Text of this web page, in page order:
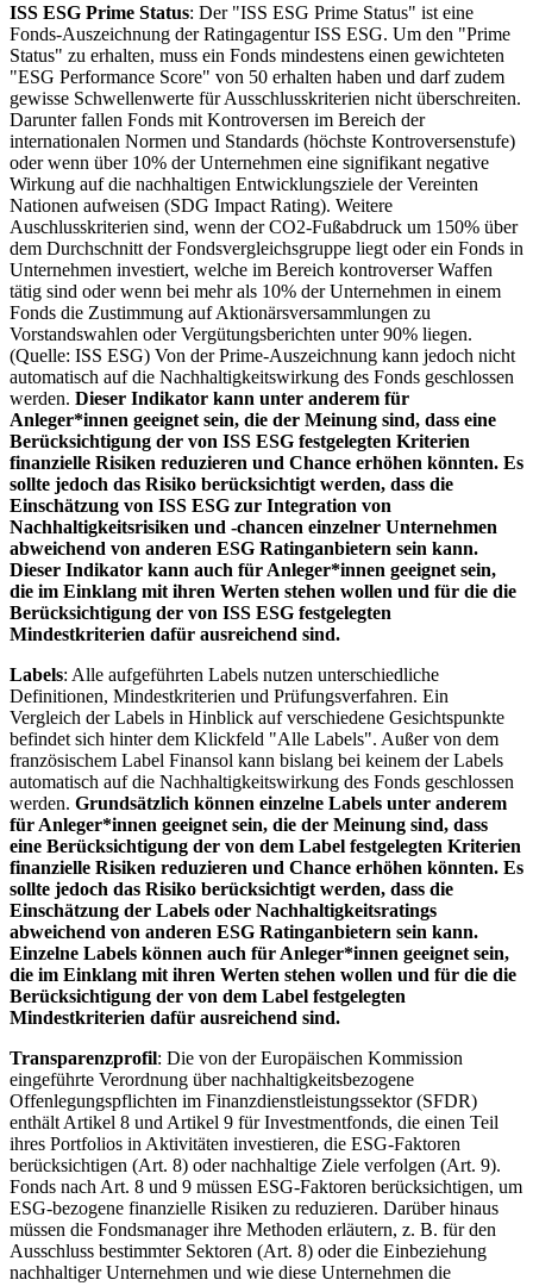
ISS ESG Prime Status: Der "ISS ESG Prime Status" ist eine
Fonds-Auszeichnung der Ratingagentur ISS ESG. Um den "Prime
Status" zu erhalten, muss ein Fonds mindestens einen gewichteten
"ESG Performance Score" von 50 erhalten haben und darf zudem
gewisse Schwellenwerte für Ausschlusskriterien nicht überschreiten.
Darunter fallen Fonds mit Kontroversen im Bereich der
internationalen Normen und Standards (höchste Kontroversenstufe)
oder wenn über 10% der Unternehmen eine signifikant negative
Wirkung auf die nachhaltigen Entwicklungsziele der Vereinten
Nationen aufweisen (SDG Impact Rating). Weitere
Auschlusskriterien sind, wenn der CO2-Fußabdruck um 150% über
dem Durchschnitt der Fondsvergleichsgruppe liegt oder ein Fonds in
Unternehmen investiert, welche im Bereich kontroverser Waffen
tätig sind oder wenn bei mehr als 10% der Unternehmen in einem
Fonds die Zustimmung auf Aktionärsversammlungen zu
Vorstandswahlen oder Vergütungsberichten unter 90% liegen.
(Quelle: ISS ESG) Von der Prime-Auszeichnung kann jedoch nicht
automatisch auf die Nachhaltigkeitswirkung des Fonds geschlossen
werden. Dieser Indikator kann unter anderem für
Anleger*innen geeignet sein, die der Meinung sind, dass eine
Berücksichtigung der von ISS ESG festgelegten Kriterien
finanzielle Risiken reduzieren und Chance erhöhen könnten. Es
sollte jedoch das Risiko berücksichtigt werden, dass die
Einschätzung von ISS ESG zur Integration von
Nachhaltigkeitsrisiken und -chancen einzelner Unternehmen
abweichend von anderen ESG Ratinganbietern sein kann.
Dieser Indikator kann auch für Anleger*innen geeignet sein,
die im Einklang mit ihren Werten stehen wollen und für die die
Berücksichtigung der von ISS ESG festgelegten
Mindestkriterien dafür ausreichend sind.
Labels: Alle aufgeführten Labels nutzen unterschiedliche
Definitionen, Mindestkriterien und Prüfungsverfahren. Ein
Vergleich der Labels in Hinblick auf verschiedene Gesichtspunkte
befindet sich hinter dem Klickfeld "Alle Labels". Außer von dem
französischem Label Finansol kann bislang bei keinem der Labels
automatisch auf die Nachhaltigkeitswirkung des Fonds geschlossen
werden. Grundsätzlich können einzelne Labels unter anderem
für Anleger*innen geeignet sein, die der Meinung sind, dass
eine Berücksichtigung der von dem Label festgelegten Kriterien
finanzielle Risiken reduzieren und Chance erhöhen könnten. Es
sollte jedoch das Risiko berücksichtigt werden, dass die
Einschätzung der Labels oder Nachhaltigkeitsratings
abweichend von anderen ESG Ratinganbietern sein kann.
Einzelne Labels können auch für Anleger*innen geeignet sein,
die im Einklang mit ihren Werten stehen wollen und für die die
Berücksichtigung der von dem Label festgelegten
Mindestkriterien dafür ausreichend sind.
Transparenzprofil: Die von der Europäischen Kommission
eingeführte Verordnung über nachhaltigkeitsbezogene
Offenlegungspflichten im Finanzdienstleistungssektor (SFDR)
enthält Artikel 8 und Artikel 9 für Investmentfonds, die einen Teil
ihres Portfolios in Aktivitäten investieren, die ESG-Faktoren
berücksichtigen (Art. 8) oder nachhaltige Ziele verfolgen (Art. 9).
Fonds nach Art. 8 und 9 müssen ESG-Faktoren berücksichtigen, um
ESG-bezogene finanzielle Risiken zu reduzieren. Darüber hinaus
müssen die Fondsmanager ihre Methoden erläutern, z. B. für den
Ausschluss bestimmter Sektoren (Art. 8) oder die Einbeziehung
nachhaltiger Unternehmen und wie diese Unternehmen die